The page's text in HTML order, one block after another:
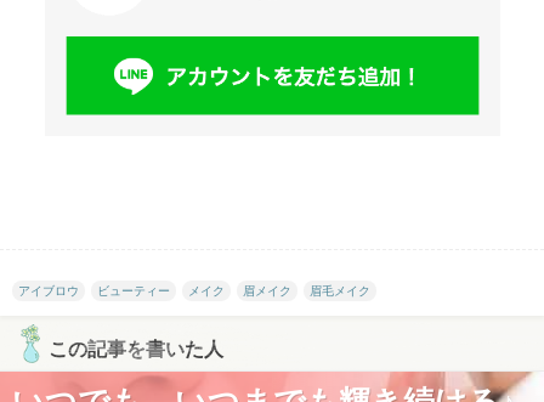
アイブロウ ビューティー メイク 眉メイク 眉毛メイク
この記事を書いた人